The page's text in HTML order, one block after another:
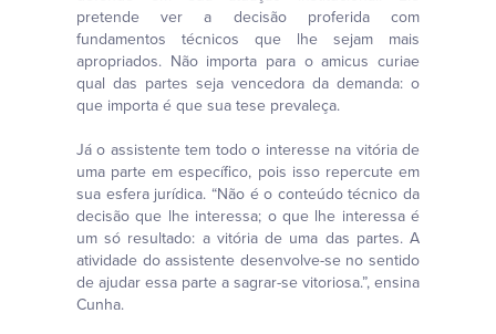
pretende ver a decisão proferida com
fundamentos técnicos que lhe sejam mais
apropriados. Não importa para o amicus curiae
qual das partes seja vencedora da demanda: o
que importa é que sua tese prevaleça.
Já o assistente tem todo o interesse na vitória de
uma parte em específico, pois isso repercute em
sua esfera jurídica. “Não é o conteúdo técnico da
decisão que lhe interessa; o que lhe interessa é
um só resultado: a vitória de uma das partes. A
atividade do assistente desenvolve-se no sentido
de ajudar essa parte a sagrar-se vitoriosa.”, ensina
Cunha.